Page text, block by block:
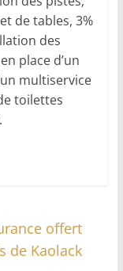
de tables, 3%
des
place d’un
multiservice
toilettes
offert
de Kaolack